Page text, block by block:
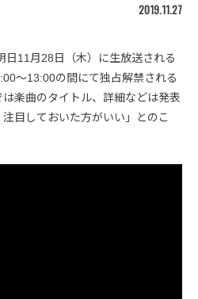
2019.11.27
日11月28日（木）に生放送される
〜13:00の間にて独占解禁される
楽曲のタイトル、詳細などは発表
目しておいた方がいい」とのこ